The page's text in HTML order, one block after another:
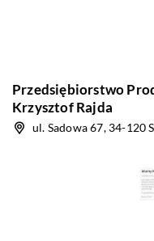
Przedsiębiorstwo
Krzysztof Rajda
ul. Sadowa 67, 34-120